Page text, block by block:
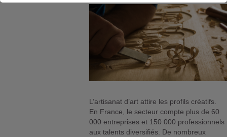
L’artisanat d’art attire les profils créatifs.
En France, le secteur compte plus de 60
000 entreprises et 150 000 professionnels
aux talents diversifiés.​ De nombreux